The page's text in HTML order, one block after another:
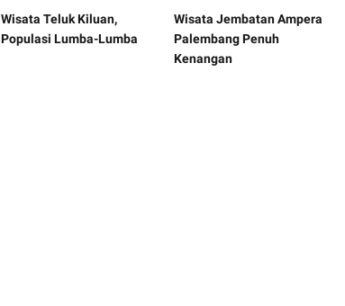
Wisata Teluk Kiluan,
Populasi Lumba-Lumba
Wisata Jembatan Ampera
Palembang Penuh
Kenangan